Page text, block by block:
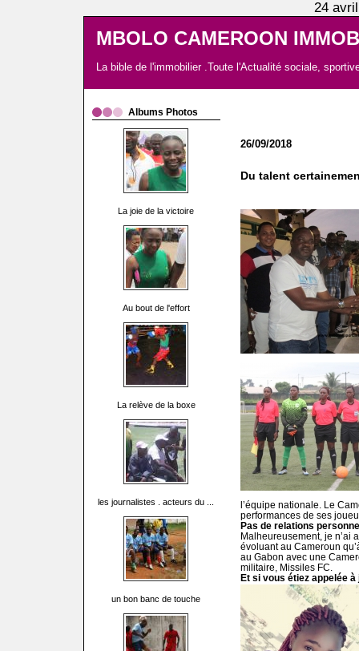
24
MBOLO CAMEROON
La bible de l'immobilier .Toute l'Actualité sociale,
Albums Photos
La joie de la victoire
Au bout de l'effort
La relève de la boxe
les journalistes . acteurs du ...
un bon banc de touche
26/09/2018
Du talent
l’équipe nationale. Le
performances de ses
Pas de relations
Malheureusement, je n’ai
évoluant au Cameroun
au Gabon avec une
militaire, Missiles FC.
Et si vous étiez appelée